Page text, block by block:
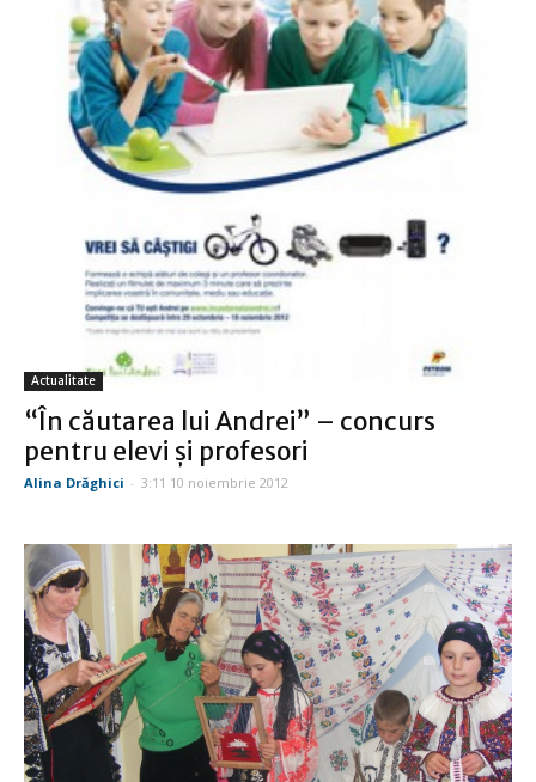
Actualitate
“În căutarea lui Andrei” – concurs
pentru elevi şi profesori
Alina Drăghici - 3:11 10 noiembrie 2012